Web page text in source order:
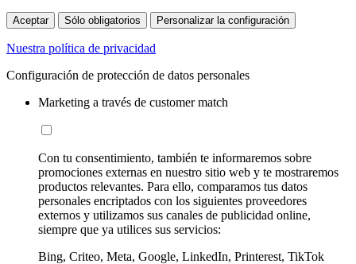
Aceptar Sólo obligatorios Personalizar la configuración
Nuestra política de privacidad
Configuración de protección de datos personales
Marketing a través de customer match
Con tu consentimiento, también te informaremos sobre
promociones externas en nuestro sitio web y te mostraremos
productos relevantes. Para ello, comparamos tus datos
personales encriptados con los siguientes proveedores
externos y utilizamos sus canales de publicidad online,
siempre que ya utilices sus servicios:
Bing, Criteo, Meta, Google, LinkedIn, Printerest, TikTok